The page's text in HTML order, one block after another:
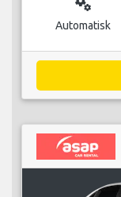
Automatisk